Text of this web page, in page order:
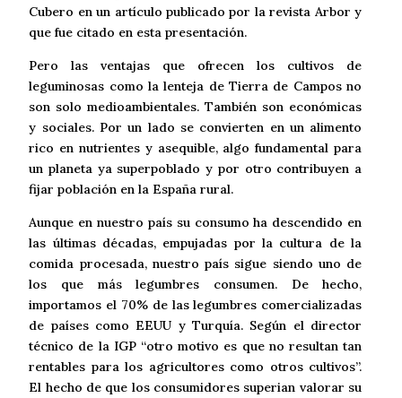
Cubero en un artículo publicado por la revista Arbor y
que fue citado en esta presentación.
Pero las ventajas que ofrecen los cultivos de
leguminosas como la lenteja de Tierra de Campos no
son solo medioambientales. También son económicas
y sociales. Por un lado se convierten en un alimento
rico en nutrientes y asequible, algo fundamental para
un planeta ya superpoblado y por otro contribuyen a
fijar población en la España rural.
Aunque en nuestro país su consumo ha descendido en
las últimas décadas, empujadas por la cultura de la
comida procesada, nuestro país sigue siendo uno de
los que más legumbres consumen. De hecho,
importamos el 70% de las legumbres comercializadas
de países como EEUU y Turquía. Según el director
técnico de la IGP “otro motivo es que no resultan tan
rentables para los agricultores como otros cultivos”.
El hecho de que los consumidores superian valorar su